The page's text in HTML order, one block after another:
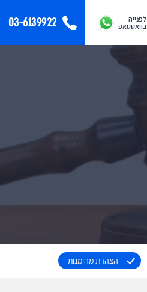
03-6139922
לפנייה
בוואטסאפ
הצהרת מהימנות